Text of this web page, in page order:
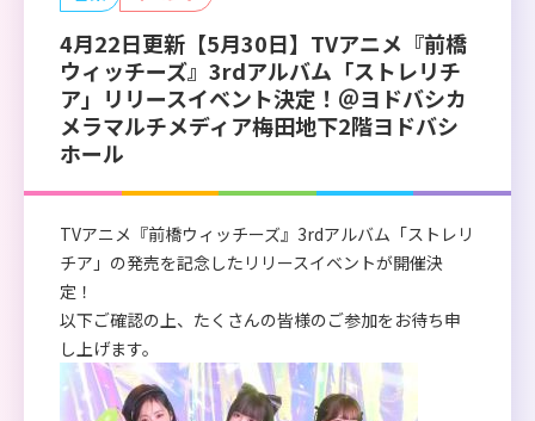
4月22日更新【5月30日】TVアニメ『前橋
ウィッチーズ』3rdアルバム「ストレリチ
ア」リリースイベント決定！＠ヨドバシカ
メラマルチメディア梅田地下2階ヨドバシ
ホール
TVアニメ『前橋ウィッチーズ』3rdアルバム「ストレリ
チア」の発売を記念したリリースイベントが開催決
定！
以下ご確認の上、たくさんの皆様のご参加をお待ち申
し上げます。